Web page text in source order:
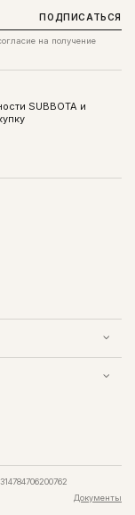
ПОДПИСАТЬСЯ
на получение
SUBBOTA и
Документы